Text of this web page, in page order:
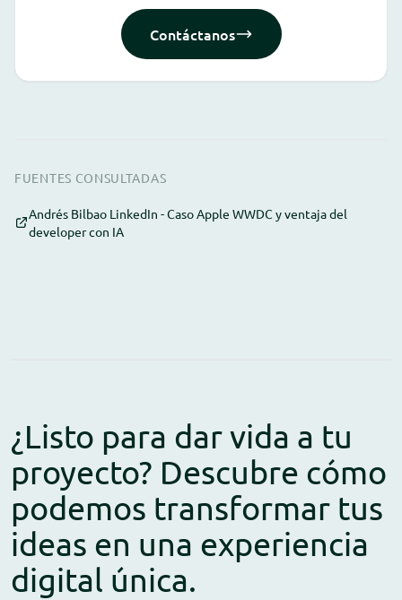
Contáctanos
FUENTES CONSULTADAS
Andrés Bilbao LinkedIn - Caso Apple WWDC y ventaja del
developer con IA
¿Listo para dar vida a tu
proyecto? Descubre cómo
podemos transformar tus
ideas en una experiencia
digital única.